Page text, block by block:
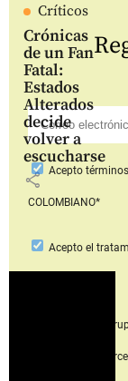
Críticos
Crónicas
de un Fan
Fatal:
Estados
Alterados
decide
volver a
escucharse
share Acepto
COLOMBIANO*
Acepto el
Acepto que
personales con